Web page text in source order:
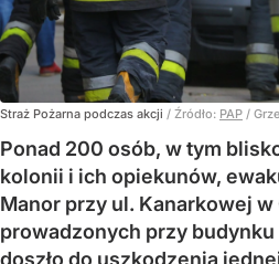
Straż Pożarna podczas akcji / Źródło: PAP /
Ponad 200 osób, w tym
kolonii i ich opiekunów,
Manor przy ul. Kanarkowej
prowadzonych przy